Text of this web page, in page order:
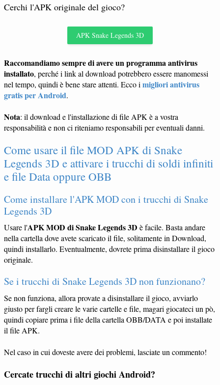
Cerchi l'APK originale del gioco?
APK Snake Legends 3D
Raccomandiamo sempre di avere un programma antivirus
installato, perché i link al download potrebbero essere manomessi
nel tempo, quindi è bene stare attenti. Ecco i migliori antivirus
gratis per Android.
Nota: il download e l'installazione di file APK è a vostra
responsabilità e non ci riteniamo responsabili per eventuali danni.
Come usare il file MOD APK di Snake
Legends 3D e attivare i trucchi di soldi infiniti
e file Data oppure OBB
Come installare l'APK MOD con i trucchi di Snake
Legends 3D
Usare l'APK MOD di Snake Legends 3D è facile. Basta andare
nella cartella dove avete scaricato il file, solitamente in Download,
quindi installarlo. Eventualmente, dovrete prima disinstallare il gioco
originale.
Se i trucchi di Snake Legends 3D non funzionano?
Se non funziona, allora provate a disinstallare il gioco, avviarlo
giusto per fargli creare le varie cartelle e file, magari giocateci un pò,
quindi copiare prima i file della cartella OBB/DATA e poi installate
il file APK.
Nel caso in cui doveste avere dei problemi, lasciate un commento!
Cercate trucchi di altri giochi Android?